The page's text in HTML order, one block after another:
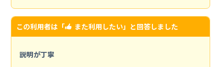
この利用者は「 また利用したい」と回答しました
説明が丁寧